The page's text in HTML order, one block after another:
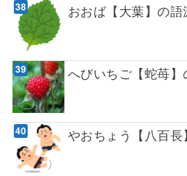
おおば【大葉】の語
へびいちご【蛇苺
やおちょう【八百